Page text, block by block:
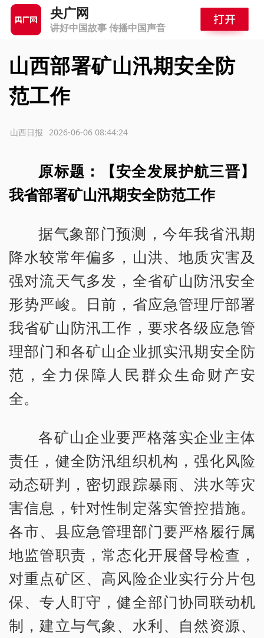
央广网
讲好中国故事 传播中国声音
山西部署矿山汛期安全防
范工作
2026-06-06 08:44:24
山西日报
原标题：【安全发展护航三晋】
我省部署矿山汛期安全防范工作
据气象部门预测，今年我省汛期
降水较常年偏多，山洪、地质灾害及
强对流天气多发，全省矿山防汛安全
形势严峻。日前，省应急管理厅部署
我省矿山防汛工作，要求各级应急管
理部门和各矿山企业抓实汛期安全防
范，全力保障人民群众生命财产安
全。
各矿山企业要严格落实企业主体
责任，健全防汛组织机构，强化风险
动态研判，密切跟踪暴雨、洪水等灾
害信息，针对性制定落实管控措施。
各市、县应急管理部门要严格履行属
地监管职责，常态化开展督导检查，
对重点矿区、高风险企业实行分片包
保、专人盯守，健全部门协同联动机
制，建立与气象、水利、自然资源、